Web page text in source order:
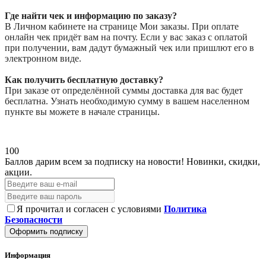
Где найти чек и информацию по заказу?
В Личном кабинете на странице Мои заказы. При оплате
онлайн чек придёт вам на почту. Если у вас заказ с оплатой
при получении, вам дадут бумажный чек или пришлют его в
электронном виде.
Как получить бесплатную доставку?
При заказе от определённой суммы доставка для вас будет
бесплатна. Узнать необходимую сумму в вашем населенном
пункте вы можете в начале страницы.
100
Баллов дарим всем за подписку на новости! Новинки, скидки,
акции.
Я прочитал и согласен с условиями Политика
Безопасности
Оформить подписку
Информация